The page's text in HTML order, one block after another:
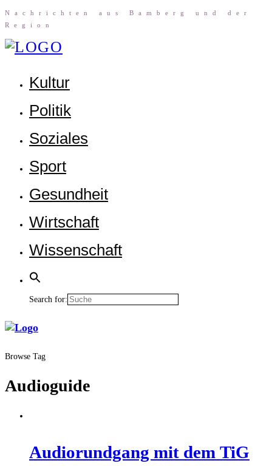
Nach­rich­ten aus Bam­berg und der
Region
Kul­tur
Poli­tik
Sozia­les
Sport
Gesund­heit
Wirt­schaft
Wis­sen­schaft
Search for:
Browse Tag
Audioguide
Audio­rund­gang mit dem TiG